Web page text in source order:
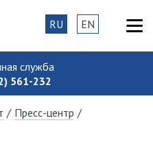
служба
561-232
RU EN
/ Пресс-центр /